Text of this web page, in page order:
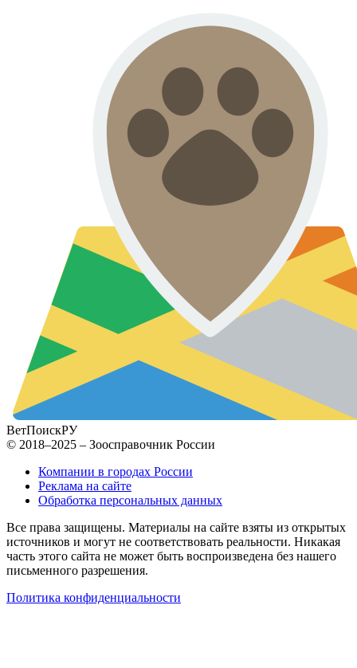
ВетПоискРУ
© 2018–2025 – Зоосправочник России
Компании в городах России
Реклама на сайте
Обработка персональных данных
Все права защищены. Материалы на сайте взяты из открытых
источников и могут не соответствовать реальности. Никакая
часть этого сайта не может быть воспроизведена без нашего
письменного разрешения.
Политика конфиденциальности